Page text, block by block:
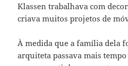
Klassen trabalhava com
criava muitos projetos de
À medida que a família dela
arquiteta passava mais